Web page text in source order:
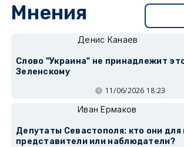
Мнения
Денис Канаев
Слово "Украина" не принадлежит
Зеленскому
11/06/2026 18:23
Иван Ермаков
Депутаты Севастополя: кто они для
представители или наблюдатели?